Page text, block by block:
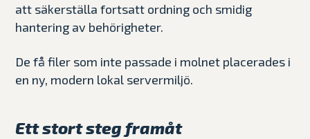
att säkerställa fortsatt ordning och smidig
hantering av behörigheter.
De få filer som inte passade i molnet placerades i
en ny, modern lokal servermiljö.
Ett stort steg framåt